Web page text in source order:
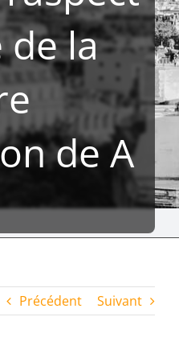
la
de A
Précédent Suivant